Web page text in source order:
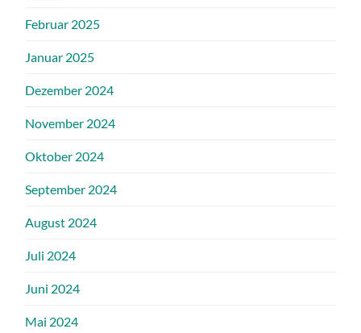
Februar 2025
Januar 2025
Dezember 2024
November 2024
Oktober 2024
September 2024
August 2024
Juli 2024
Juni 2024
Mai 2024